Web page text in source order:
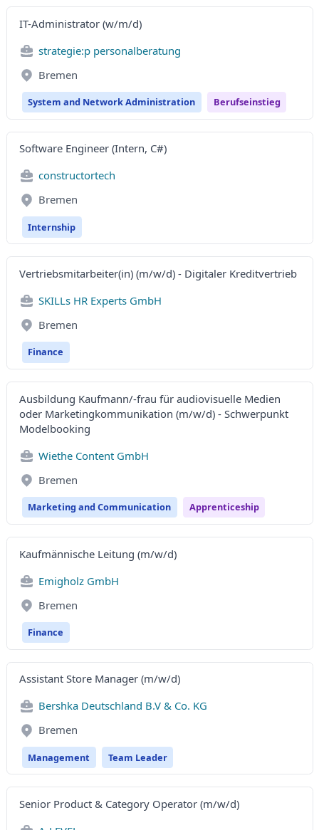
IT-Administrator (w/m/d)
strategie:p personalberatung
Bremen
System and Network Administration Berufseinstieg
Software Engineer (Intern, C#)
constructortech
Bremen
Internship
Vertriebsmitarbeiter(in) (m/w/d) - Digitaler Kreditvertrieb
SKILLs HR Experts GmbH
Bremen
Finance
Ausbildung Kaufmann/-frau für audiovisuelle Medien
oder Marketingkommunikation (m/w/d) - Schwerpunkt
Modelbooking
Wiethe Content GmbH
Bremen
Marketing and Communication Apprenticeship
Kaufmännische Leitung (m/w/d)
Emigholz GmbH
Bremen
Finance
Assistant Store Manager (m/w/d)
Bershka Deutschland B.V & Co. KG
Bremen
Management Team Leader
Senior Product & Category Operator (m/w/d)